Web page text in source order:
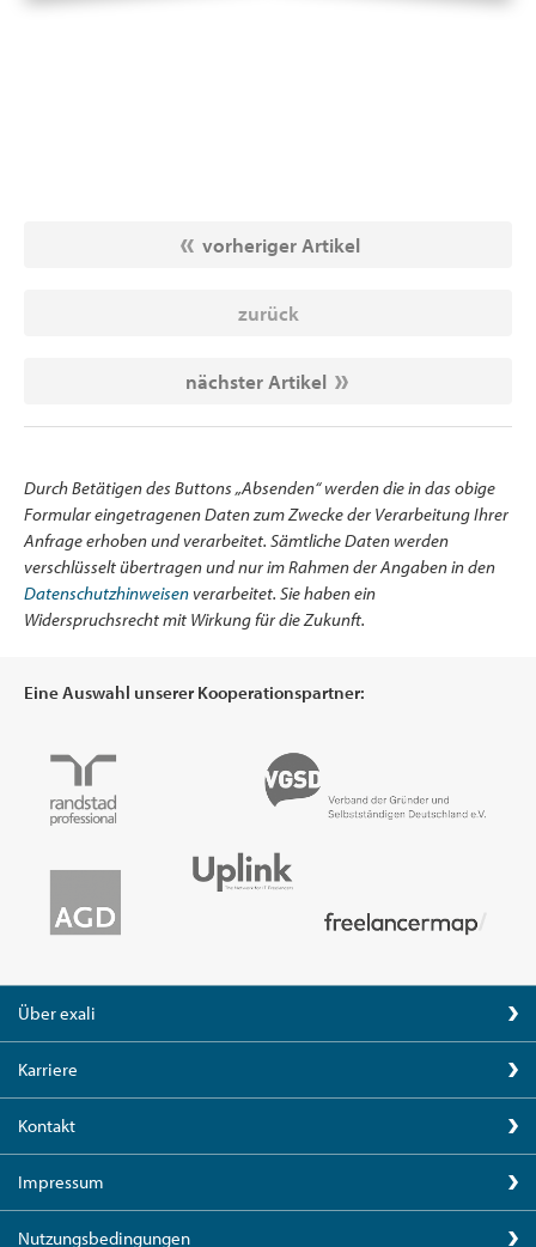
vorheriger Artikel
zurück
nächster Artikel
Durch Betätigen des Buttons „Absenden“ werden die in das obige
Formular eingetragenen Daten zum Zwecke der Verarbeitung Ihrer
Anfrage erhoben und verarbeitet. Sämtliche Daten werden
verschlüsselt übertragen und nur im Rahmen der Angaben in den
Datenschutzhinweisenverarbeitet. Sie haben ein
Widerspruchsrecht mit Wirkung für die Zukunft.
Eine Auswahl unserer Kooperationspartner:
Über exali
Karriere
Kontakt
Impressum
Nutzungsbedingungen